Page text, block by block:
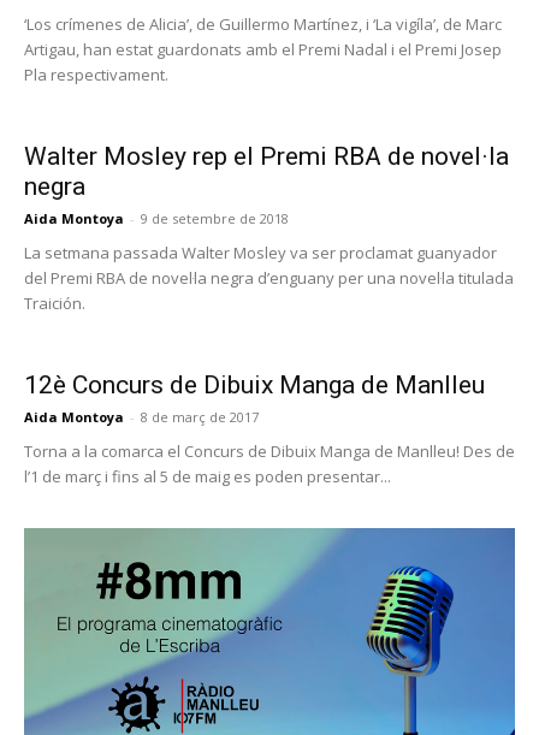
‘Los crímenes de Alicia’, de Guillermo Martínez, i ‘La vigíla’, de Marc
Artigau, han estat guardonats amb el Premi Nadal i el Premi Josep
Pla respectivament.
Walter Mosley rep el Premi RBA de novel·la
negra
Aida Montoya - 9 de setembre de 2018
La setmana passada Walter Mosley va ser proclamat guanyador
del Premi RBA de novel·la negra d’enguany per una novel·la titulada
Traición.
12è Concurs de Dibuix Manga de Manlleu
Aida Montoya - 8 de març de 2017
Torna a la comarca el Concurs de Dibuix Manga de Manlleu! Des de
l’1 de març i fins al 5 de maig es poden presentar...